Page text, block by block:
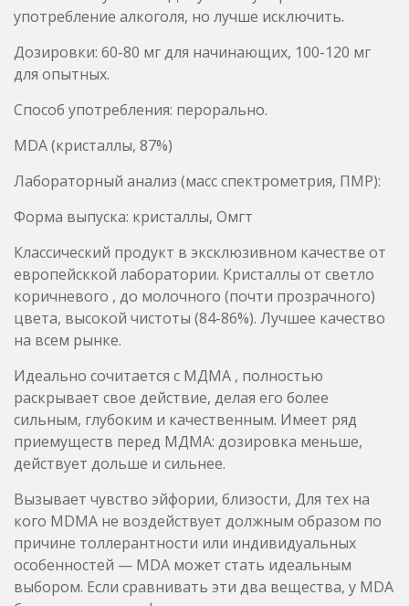
MDA (кристаллы, 87%)
Лабораторный анализ (масс спектрометрия, ПМР):
европейсккой лаборатории. Кристаллы от светло
коричневого , до молочного (почти прозрачного)
на всем рынке.
Идеально сочитается с МДМА , полностью
раскрывает свое действие, делая его более
сильным, глубоким и качественным. Имеет ряд
приемуществ перед МДМА: дозировка меньше,
действует дольше и сильнее.
Вызывает чувство эйфории, близости, Для тех на
кого MDMA не воздействует должным образом по
причине толлерантности или индивидуальных
особенностей — MDA может стать идеальным
выбором. Если сравнивать эти два вещества, у MDA
более выраженна физическая стимуляция,
психоделичность, эйфория, но так называемого
волшебства в эффектах значительно меньше чем в
МДМА.
Время действия: 4-6 часов.